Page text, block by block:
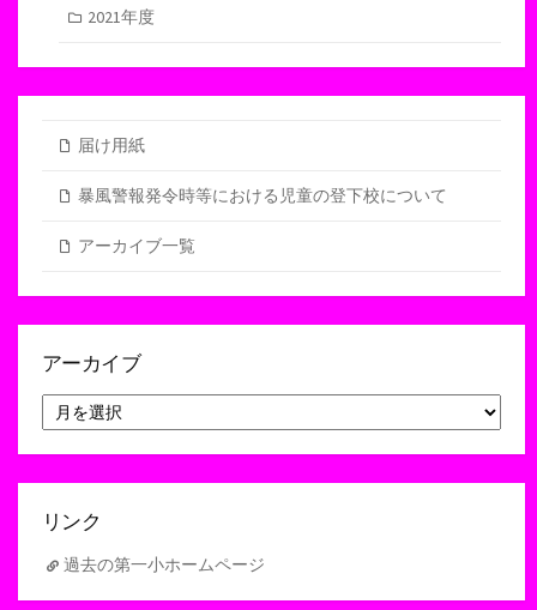
2021年度
届け用紙
暴風警報発令時等における児童の登下校について
アーカイブ一覧
アーカイブ
ー
カ
リンク
過去の第一小ホームページ